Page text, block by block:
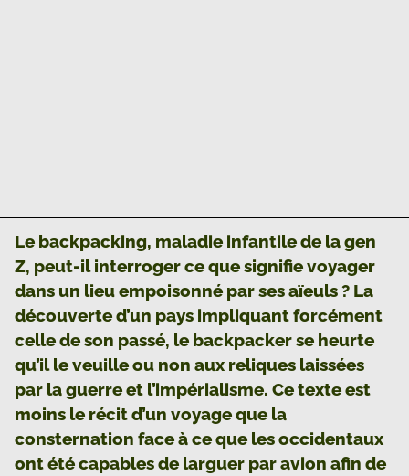
Le backpacking, maladie infantile de la gen
Z, peut-il interroger ce que signifie voyager
dans un lieu empoisonné par ses aïeuls ? La
découverte d’un pays impliquant forcément
celle de son passé, le backpacker se heurte
qu’il le veuille ou non aux reliques laissées
par la guerre et l’impérialisme. Ce texte est
moins le récit d’un voyage que la
consternation face à ce que les occidentaux
ont été capables de larguer par avion afin de